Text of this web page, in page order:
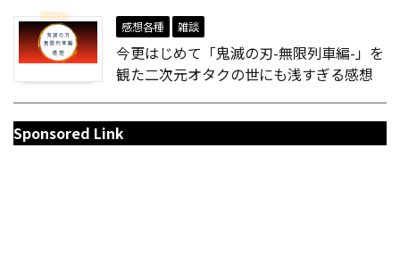
感想各種 雑談
今更はじめて「鬼滅の刃-無限列車編-」を
観た二次元オタクの世にも浅すぎる感想
Sponsored Link